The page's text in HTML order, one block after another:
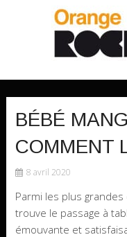
BÉBÉ
COMMENT
8 avril 2020
Parmi les plus
trouve le passage à
émouvante et